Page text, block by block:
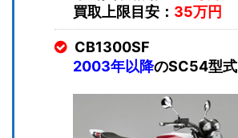
買取上限目安： 35万円
CB1300SF
2003年以降のSC54型式